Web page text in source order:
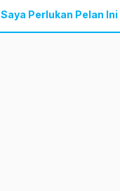
Saya Perlukan Pelan Ini